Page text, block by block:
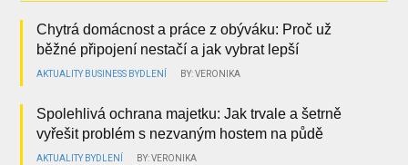
Chytrá domácnost a práce z obýváku: Proč už
běžné připojení nestačí a jak vybrat lepší
AKTUALITY BUSINESS BYDLENÍ BY: VERONIKA
Spolehlivá ochrana majetku: Jak trvale a šetrně
vyřešit problém s nezvaným hostem na půdě
AKTUALITY BYDLENÍ BY: VERONIKA